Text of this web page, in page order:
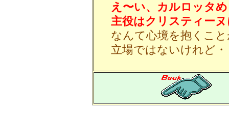
え〜い、カルロッタ
主役はクリスティー
なんて心境を抱くこ
立場ではないけれど